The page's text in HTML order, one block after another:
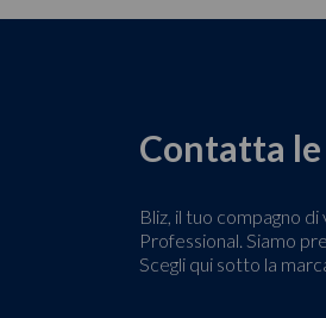
Contatta le
Bliz, il tuo compagno
Professional. Siamo
Scegli qui sotto la